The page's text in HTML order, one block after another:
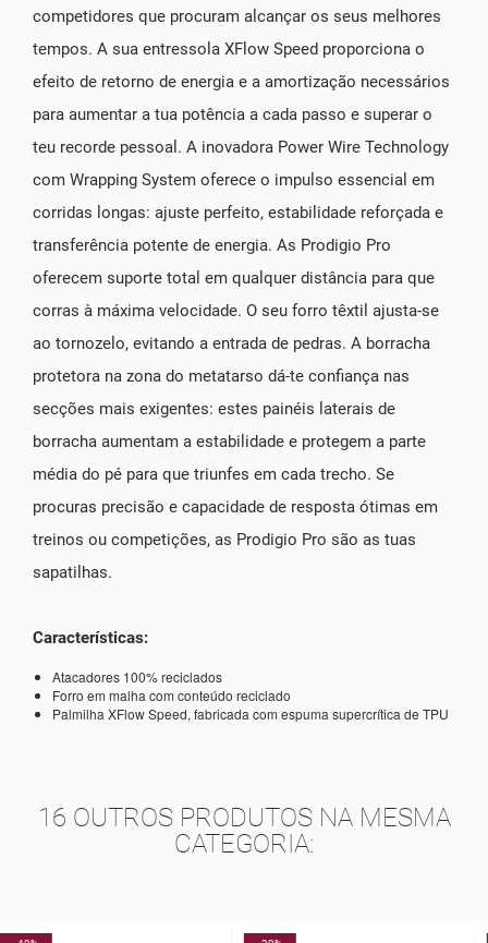
competidores que procuram alcançar os seus melhores
tempos. A sua entressola XFlow Speed proporciona o
efeito de retorno de energia e a amortização necessários
para aumentar a tua potência a cada passo e superar o
teu recorde pessoal. A inovadora Power Wire Technology
com Wrapping System oferece o impulso essencial em
corridas longas: ajuste perfeito, estabilidade reforçada e
transferência potente de energia. As Prodigio Pro
oferecem suporte total em qualquer distância para que
corras à máxima velocidade. O seu forro têxtil ajusta-se
ao tornozelo, evitando a entrada de pedras. A borracha
protetora na zona do metatarso dá-te confiança nas
secções mais exigentes: estes painéis laterais de
borracha aumentam a estabilidade e protegem a parte
média do pé para que triunfes em cada trecho. Se
procuras precisão e capacidade de resposta ótimas em
treinos ou competições, as Prodigio Pro são as tuas
sapatilhas.
Características:
Atacadores 100% reciclados
Forro em malha com conteúdo reciclado
Palmilha XFlow Speed, fabricada com espuma supercrítica de TPU
16 OUTROS PRODUTOS NA MESMA
CATEGORIA: